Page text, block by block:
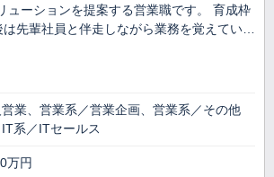
ューションを提案する営業職です。 育成枠
先輩社員と伴走しながら業務を覚えてい…
業、営業系／営業企画、営業系／その他
系／ITセールス
万円